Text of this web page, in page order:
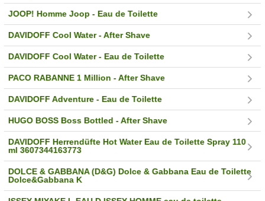
JOOP! Homme Joop - Eau de Toilette
DAVIDOFF Cool Water - After Shave
DAVIDOFF Cool Water - Eau de Toilette
PACO RABANNE 1 Million - After Shave
DAVIDOFF Adventure - Eau de Toilette
HUGO BOSS Boss Bottled - After Shave
DAVIDOFF Herrendüfte Hot Water Eau de Toilette Spray 110
ml 3607344163773
DOLCE & GABBANA (D&G) Dolce & Gabbana Eau de Toilette
Dolce&Gabbana K